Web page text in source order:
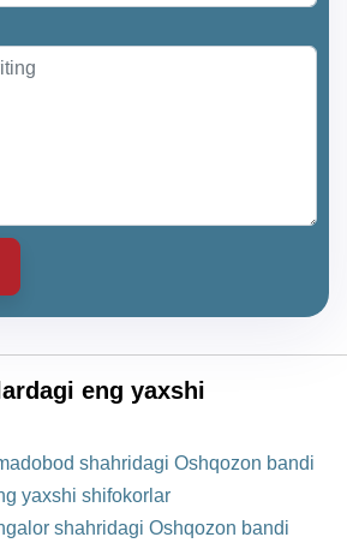
eng yaxshi
shahridagi Oshqozon bandi
yaxshi shifokorlar
shahridagi Oshqozon bandi